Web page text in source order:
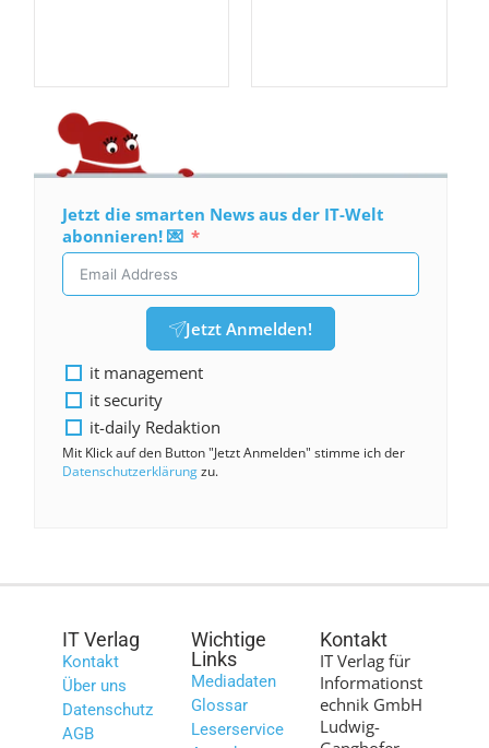
Jetzt die smarten News aus der IT-Welt
abonnieren! 💌
Jetzt Anmelden!
it management
it security
it-daily Redaktion
Mit Klick auf den Button "Jetzt Anmelden" stimme ich der
Datenschutzerklärungzu.
IT Verlag
Kontakt
Über uns
Datenschutz
AGB
Wichtige
Links
Mediadaten
Glossar
Leserservice
Kontakt
IT Verlag für
Informationst
echnik GmbH
Ludwig-